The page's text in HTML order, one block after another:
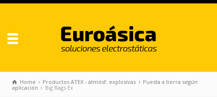
Home Productos ATEX - atmósf. explosivas
Puesta a tierra según
aplicación
Big Bags Ex